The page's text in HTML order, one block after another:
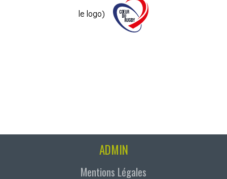
le logo)
ADMIN
Mentions Légales